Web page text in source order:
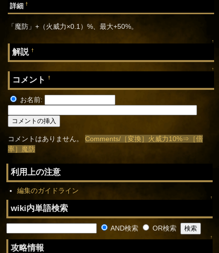
詳細†
「魔防」+（火威力×0.1）%、最大+50%。
↑
解説†
↑
コメント†
お名前:
コメントはありません。Comments/［変換］火威力10%⇒［倍
率］魔防
利用上の注意
編集のガイドライン
↑
wiki内単語検索
AND検索 OR検索
↑
攻略情報